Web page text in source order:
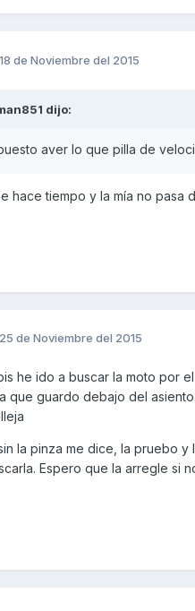
18 de Noviembre del 2015
dijo:
aver lo que pilla de
hace tiempo y la mía no pasa
25 de Noviembre del 2015
he ido a buscar la moto por
que guardo debajo del
la pinza me dice, la pruebo
Espero que la arregle si